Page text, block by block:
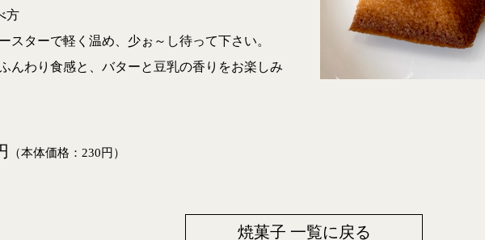
方
スターで軽く温め、少ぉ～し待って下さい。
んわり食感と、バターと豆乳の香りをお楽しみ
（本体価格：230円）
焼菓子 一覧に戻る